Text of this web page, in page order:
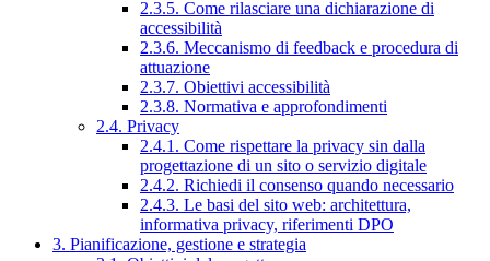
2.3.5. Come rilasciare una dichiarazione di
accessibilità
2.3.6. Meccanismo di feedback e procedura di
attuazione
2.3.7. Obiettivi accessibilità
2.3.8. Normativa e approfondimenti
2.4. Privacy
2.4.1. Come rispettare la privacy sin dalla
progettazione di un sito o servizio digitale
2.4.2. Richiedi il consenso quando necessario
2.4.3. Le basi del sito web: architettura,
informativa privacy, riferimenti DPO
3. Pianificazione, gestione e strategia